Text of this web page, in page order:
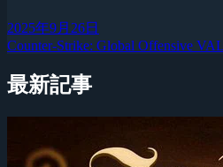
2025年9月26日
Counter-Strike: Global Offensive
最新記事